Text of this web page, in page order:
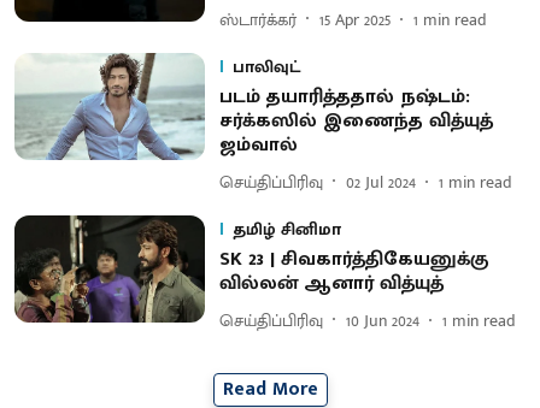
ஸ்டார்க்கர் 15 Apr 2025 1 min read
பாலிவுட்
படம் தயாரித்ததால் நஷ்டம்:
சர்க்கஸில் இணைந்த வித்யுத்
ஜம்வால்
செய்திப்பிரிவு 02 Jul 2024 1 min read
தமிழ் சினிமா
SK 23 | சிவகார்த்திகேயனுக்கு
வில்லன் ஆனார் வித்யுத்
செய்திப்பிரிவு 10 Jun 2024 1 min read
Read More